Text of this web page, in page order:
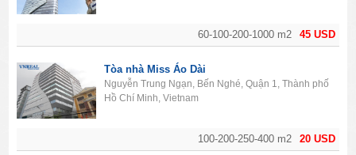
45 USD
60-100-200-1000 m2
20 USD
100-200-250-400 m2
Tòa nhà Miss Áo Dài
Nguyễn Trung Ngạn, Bến Nghé, Quận 1, Thành phố
Hồ Chí Minh, Vietnam